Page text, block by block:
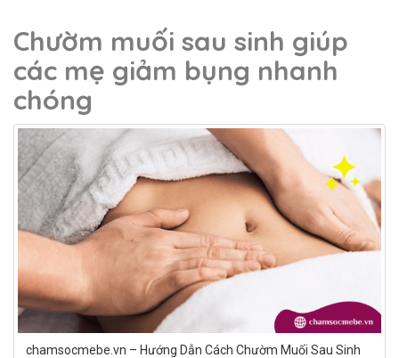
Chườm muối sau sinh giúp
các mẹ giảm bụng nhanh
chóng
chamsocmebe.vn – Hướng Dẫn Cách Chườm Muối Sau Sinh